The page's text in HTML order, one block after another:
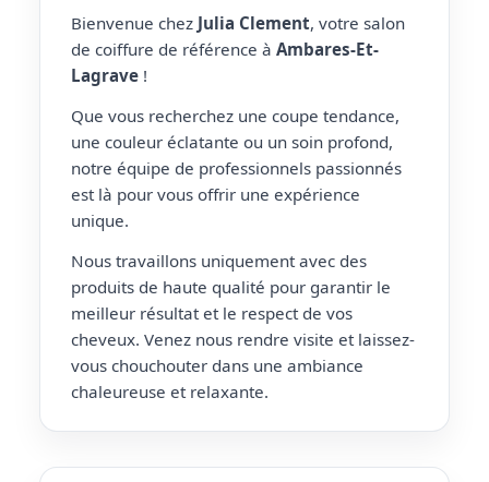
Bienvenue chez Julia Clement, votre salon
de coiffure de référence à Ambares-Et-
Lagrave !
Que vous recherchez une coupe tendance,
une couleur éclatante ou un soin profond,
notre équipe de professionnels passionnés
est là pour vous offrir une expérience
unique.
Nous travaillons uniquement avec des
produits de haute qualité pour garantir le
meilleur résultat et le respect de vos
cheveux. Venez nous rendre visite et laissez-
vous chouchouter dans une ambiance
chaleureuse et relaxante.